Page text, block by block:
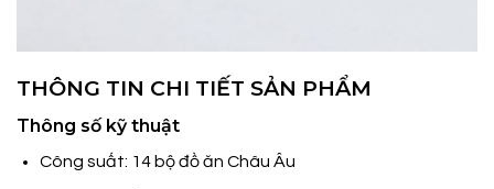
THÔNG TIN CHI TIẾT SẢN PHẨM
Thông số kỹ thuật
Công suất: 14 bộ đồ ăn Châu Âu